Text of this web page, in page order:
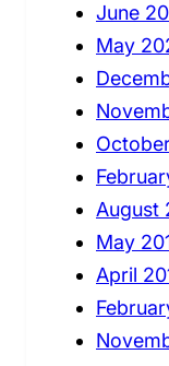
June
May
August
May
April